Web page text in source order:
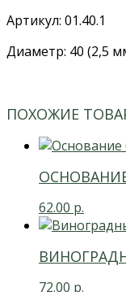
Артикул: 01.40.1
Диаметр: 40 (2,5
ПОХОЖИЕ
62.00 р.
72.00 р.